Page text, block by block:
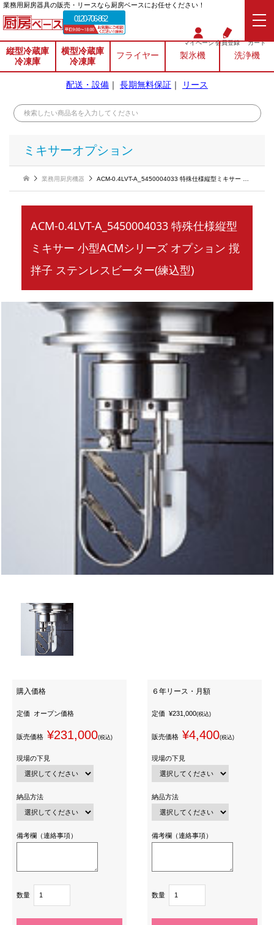
業務⽤厨房器具の販売・リースなら厨房ベースにお任せください！
0120-706-862
マイページ会員登録 カート
縦型冷蔵庫
冷凍庫
横型冷蔵庫
冷凍庫
フライヤー 製氷機 洗浄機
配送・設備 ｜ 長期無料保証 ｜ リース
ミキサーオプション
業務用厨房機器 ACM-0.4LVT-A_5450004033 特殊仕様縦型ミキサー 小型ACMシリーズ オプション 撹拌子 ステンレスビーター(練込型)
ACM-0.4LVT-A_5450004033 特殊仕様縦型
ミキサー 小型ACMシリーズ オプション 撹
拌子 ステンレスビーター(練込型)
購入価格
定価 オープン価格
販売価格 ¥231,000(税込)
現場の下見
納品方法
備考欄（連絡事項）
数量
６年リース・月額
定価 ¥231,000(税込)
販売価格 ¥4,400(税込)
現場の下見
納品方法
備考欄（連絡事項）
数量